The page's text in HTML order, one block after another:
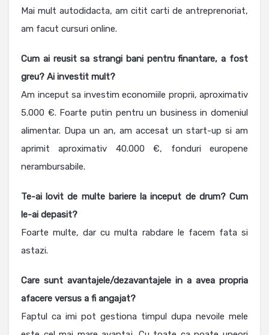
Mai mult autodidacta, am citit carti de antreprenoriat,
am facut cursuri online.
Cum ai reusit sa strangi bani pentru finantare, a fost
greu? Ai investit mult?
Am inceput sa investim economiile proprii, aproximativ
5.000 €. Foarte putin pentru un business in domeniul
alimentar. Dupa un an, am accesat un start-up si am
aprimit aproximativ 40.000 €, fonduri europene
nerambursabile.
Te-ai lovit de multe bariere la inceput de drum? Cum
le-ai depasit?
Foarte multe, dar cu multa rabdare le facem fata si
astazi.
Care sunt avantajele/dezavantajele in a avea propria
afacere versus a fi angajat?
Faptul ca imi pot gestiona timpul dupa nevoile mele